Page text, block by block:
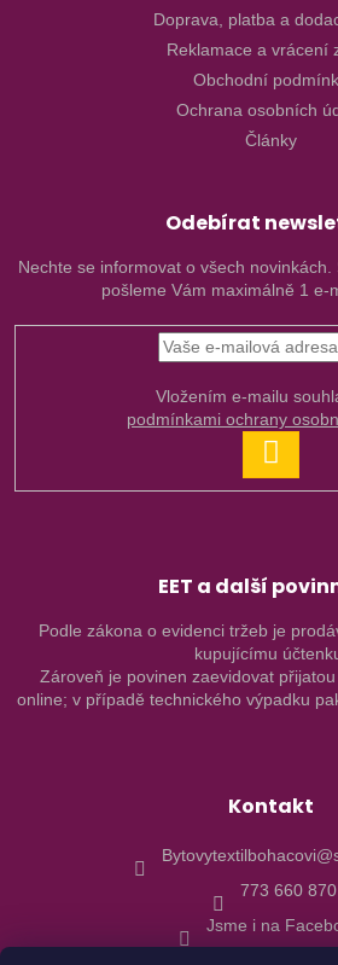
Doprava, platba a
Reklamace a vrácení
Obchodní
Ochrana osobních
Články
Odebírat
Nechte se informovat o všech novinkách.
pošleme Vám maximálně 1 e-
podmínkami ochrany
SE
EET a další
Podle zákona o evidenci tržeb je
kupujícímu
Zároveň je povinen zaevidovat
online; v případě technického výpadku
Kontakt
773 660 870
Jsme i na